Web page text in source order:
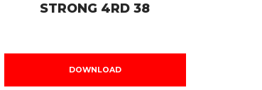
STRONG 4RD 38
DOWNLOAD